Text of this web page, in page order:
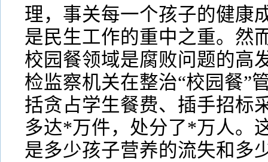
理，事关每一个孩子的健康
是民生工作的重中之重。然
校园餐领域是腐败问题的高
检监察机关在整治“校园餐”
括贪占学生餐费、插手招标
多达*万件，处分了*万人。
是多少孩子营养的流失和多